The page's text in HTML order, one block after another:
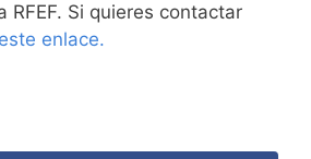
RFEF. Si quieres contactar
enlace.